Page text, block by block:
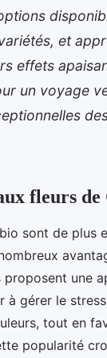
et
effets
un voyage
fleurs de
sont de plus
proposent une
à gérer le
tout en
popularité